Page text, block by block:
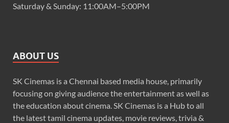
Saturday & Sunday: 11:00AM–5:00PM
ABOUT US
SK Cinemas is a Chennai based media house, primarily
focusing on giving audience the entertainment as well as
the education about cinema. SK Cinemas is a Hub to all
the latest tamil cinema updates, movie reviews, trivia &